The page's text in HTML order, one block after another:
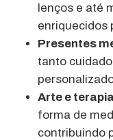
lenços e até
enriquecidos
Presentes
tanto
Arte e
forma de
contribuindo